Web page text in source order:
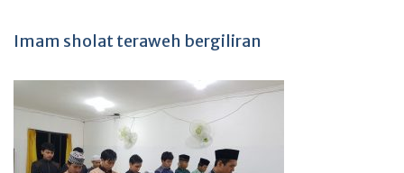
Imam sholat teraweh bergiliran